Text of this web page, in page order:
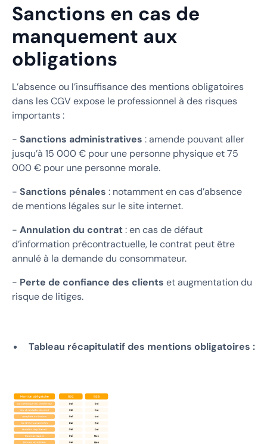
Sanctions en cas de
manquement aux
obligations
L’absence ou l’insuffisance des mentions obligatoires
dans les CGV expose le professionnel à des risques
importants :
- Sanctions administratives : amende pouvant aller
jusqu’à 15 000 € pour une personne physique et 75
000 € pour une personne morale.
- Sanctions pénales : notamment en cas d’absence
de mentions légales sur le site internet.
- Annulation du contrat: en cas de défaut
d’information précontractuelle, le contrat peut être
annulé à la demande du consommateur.
- Perte de confiance des clients et augmentation du
risque de litiges.
Tableau récapitulatif des mentions obligatoires :